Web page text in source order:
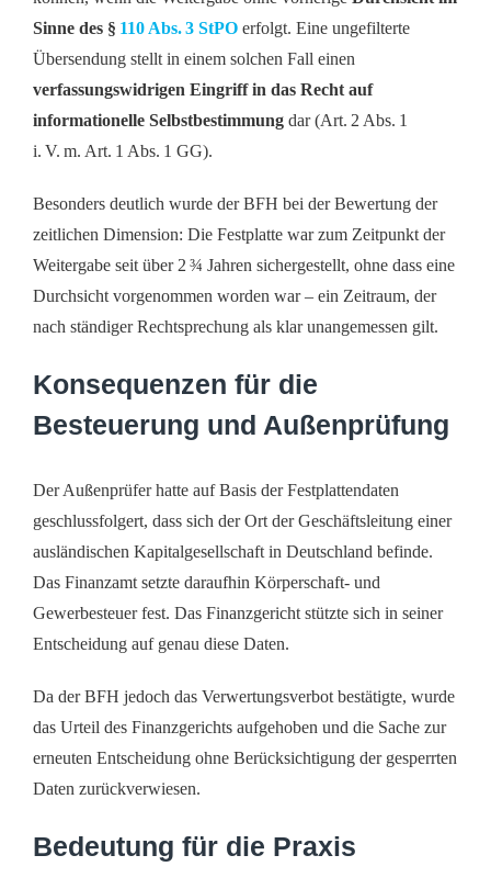
Sinne des § 110 Abs. 3 StPO erfolgt. Eine ungefilterte
Übersendung stellt in einem solchen Fall einen
verfassungswidrigen Eingriff in das Recht auf
informationelle Selbstbestimmung dar (Art. 2 Abs. 1
i. V. m. Art. 1 Abs. 1 GG).
Besonders deutlich wurde der BFH bei der Bewertung der
zeitlichen Dimension: Die Festplatte war zum Zeitpunkt der
Weitergabe seit über 2 ¾ Jahren sichergestellt, ohne dass eine
Durchsicht vorgenommen worden war – ein Zeitraum, der
nach ständiger Rechtsprechung als klar unangemessen gilt.
Konsequenzen für die
Besteuerung und Außenprüfung
Der Außenprüfer hatte auf Basis der Festplattendaten
geschlussfolgert, dass sich der Ort der Geschäftsleitung einer
ausländischen Kapitalgesellschaft in Deutschland befinde.
Das Finanzamt setzte daraufhin Körperschaft- und
Gewerbesteuer fest. Das Finanzgericht stützte sich in seiner
Entscheidung auf genau diese Daten.
Da der BFH jedoch das Verwertungsverbot bestätigte, wurde
das Urteil des Finanzgerichts aufgehoben und die Sache zur
erneuten Entscheidung ohne Berücksichtigung der gesperrten
Daten zurückverwiesen.
Bedeutung für die Praxis